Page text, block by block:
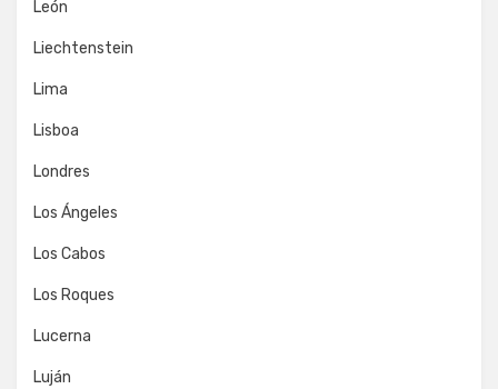
León
Liechtenstein
Lima
Lisboa
Londres
Los Ángeles
Los Cabos
Los Roques
Lucerna
Luján